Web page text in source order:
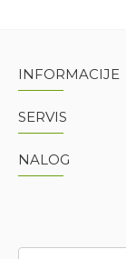
INFORMACIJE
SERVIS
NALOG